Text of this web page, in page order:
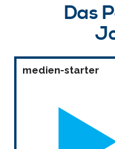
Das
medien-starter